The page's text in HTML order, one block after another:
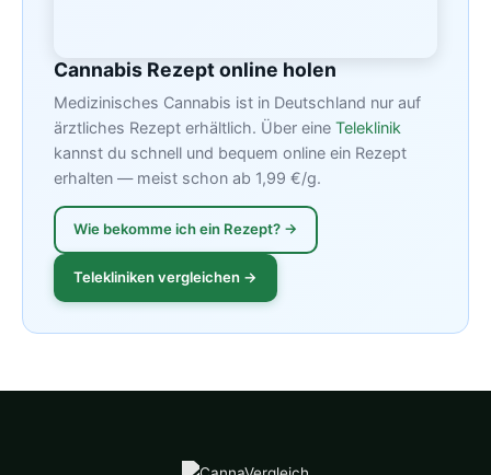
Cannabis Rezept online holen
Medizinisches Cannabis ist in Deutschland nur auf
ärztliches Rezept erhältlich. Über eine Teleklinik
kannst du schnell und bequem online ein Rezept
erhalten — meist schon ab 1,99 €/g.
Wie bekomme ich ein Rezept? →
Telekliniken vergleichen →